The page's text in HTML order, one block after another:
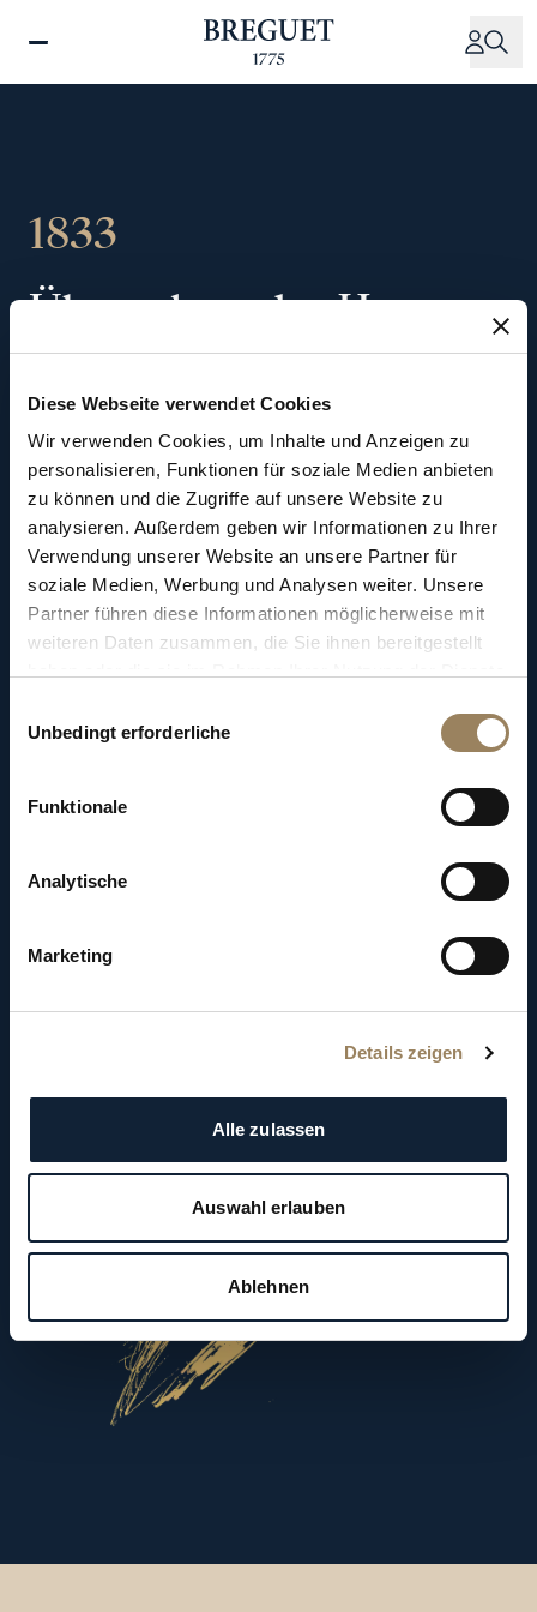
Diese Webseite verwendet Cookies
Wir verwenden Cookies, um Inhalte und Anzeigen zu
personalisieren, Funktionen für soziale Medien anbieten
zu können und die Zugriffe auf unsere Website zu
analysieren. Außerdem geben wir Informationen zu Ihrer
Verwendung unserer Website an unsere Partner für
soziale Medien, Werbung und Analysen weiter. Unsere
Partner führen diese Informationen möglicherweise mit
weiteren Daten zusammen, die Sie ihnen bereitgestellt
Unbedingt erforderliche
Funktionale
Analytische
Marketing
Details zeigen
Alle zulassen
Auswahl erlauben
Ablehnen
zum
1833
Übernahme des Hauses
durch den Enkel des
Gründers, Louis-
Clément Breguet
DerleidenschaftlicheAnhänger der
Elektrizität wurdezu einem dergrößten
europäischen SpezialistenaufdiesemGebiet,
zumNachteildertraditionellen
nachdas
Interesseverlor.